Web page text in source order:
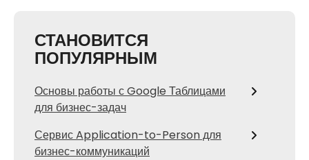
СТАНОВИТСЯ
ПОПУЛЯРНЫМ
Основы работы с Google Таблицами
для бизнес-задач
Сервис Application-to-Person для
бизнес-коммуникаций